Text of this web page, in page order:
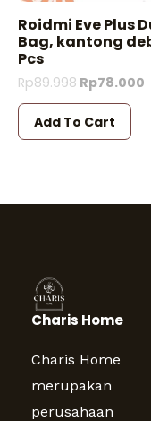
Roidmi Eve Plus
Bag, kantong
Pcs
Rp89.998 Rp78.000
Add To Cart
Charis Home
Charis Home
merupakan
perusahaan